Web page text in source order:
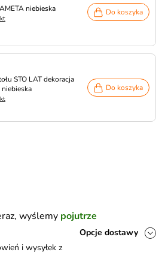
niebieska Do koszyka
STO LAT dekoracja
Do koszyka
wyślemy pojutrze
Opcje dostawy
i wysyłek z